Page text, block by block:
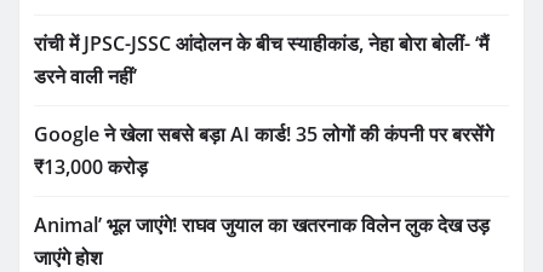
रांची में JPSC-JSSC आंदोलन के बीच स्याहीकांड, नेहा बोरा बोलीं- ‘मैं
डरने वाली नहीं’
Google ने खेला सबसे बड़ा AI कार्ड! 35 लोगों की कंपनी पर बरसेंगे
₹13,000 करोड़
Animal’ भूल जाएंगे! राघव जुयाल का खतरनाक विलेन लुक देख उड़
जाएंगे होश